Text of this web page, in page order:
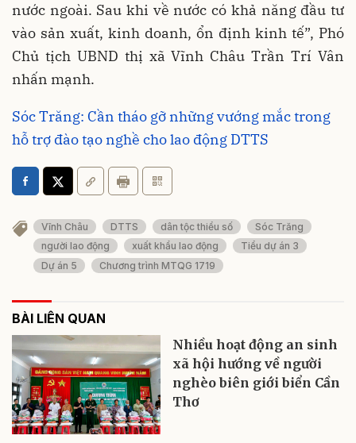
nước ngoài. Sau khi về nước có khả năng đầu tư
vào sản xuất, kinh doanh, ổn định kinh tế”, Phó
Chủ tịch UBND thị xã Vĩnh Châu Trần Trí Vân
nhấn mạnh.
Sóc Trăng: Cần tháo gỡ những vướng mắc trong
hỗ trợ đào tạo nghề cho lao động DTTS
Vĩnh Châu DTTS dân tộc thiểu số
Sóc Trăng
người lao động
xuất khẩu lao động
Tiểu dự án 3
Dự án 5
Chương trình MTQG 1719
BÀI LIÊN QUAN
Nhiều hoạt động an sinh
xã hội hướng về người
nghèo biên giới biển Cần
Thơ